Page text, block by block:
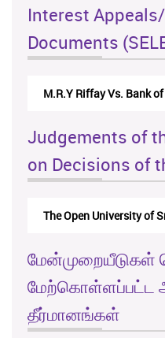
Interest
Documents
M.R.Y Riffay Vs. Bank of
Judgements of
on Decisions of
The Open University of
மேன்முறையீடுகள்
தீர்மானங்கள்